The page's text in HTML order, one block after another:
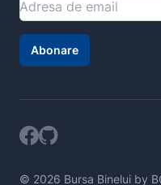
Abonare
© 2026 Bursa Binelui by